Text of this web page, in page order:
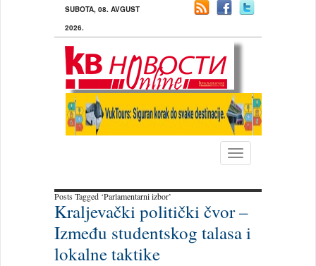
SUBOTA, 08. AVGUST
2026.
Toggle
navigation
Posts Tagged ‘Parlamentarni izbor’
Kraljevački politički čvor –
Između studentskog talasa i
lokalne taktike